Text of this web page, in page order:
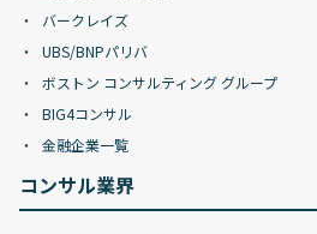
バークレイズ
UBS/BNPパリバ
ボストン コンサルティング グループ
BIG4コンサル
金融企業一覧
コンサル業界